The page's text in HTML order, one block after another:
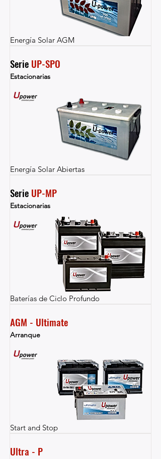
Energía Solar AGM
Serie UP-SPO
Estacionarias
Energía Solar Abiertas
Serie UP-MP
Estacionarias
Baterías de Ciclo Profundo
AGM - Ultimate
Arranque
Start and Stop
Ultra - P